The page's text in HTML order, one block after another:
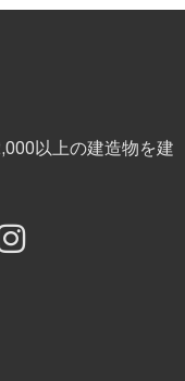
以上の建造物を建